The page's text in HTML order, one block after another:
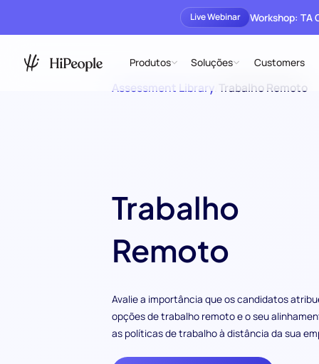
Live Webinar Workshop: TA
Produtos Soluções Customers
Assessment Library Trabalho Remoto
Trabalho
Remoto
Avalie a importância que os candidatos
opções de trabalho remoto e o seu
as políticas de trabalho à distância da sua